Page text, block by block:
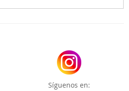
Síguenos en: